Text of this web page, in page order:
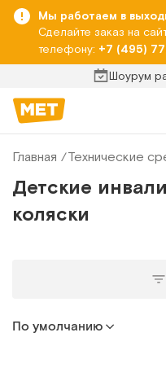
Мы работаем в
Сделайте заказ на
телефону: +7 (495)
Шоурум
Главная Технические
Детские
коляски
По умолчанию